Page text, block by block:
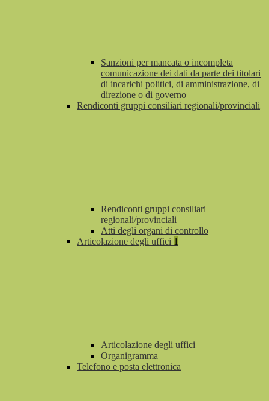
Sanzioni per mancata o incompleta
comunicazione dei dati da parte dei titolari
di incarichi politici, di amministrazione, di
direzione o di governo
Rendiconti gruppi consiliari regionali/provinciali
Rendiconti gruppi consiliari
regionali/provinciali
Atti degli organi di controllo
Articolazione degli uffici 1
Articolazione degli uffici
Organigramma
Telefono e posta elettronica